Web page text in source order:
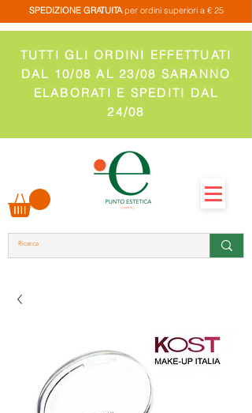
SPEDIZIONE GRATUITAper ordini superiori a € 25
TUTTI GLI ORDINI EFFETTUATI
DAL 10/08 AL 23/08 SARANNO
ELABORATI E SPEDITI DAL
24/08